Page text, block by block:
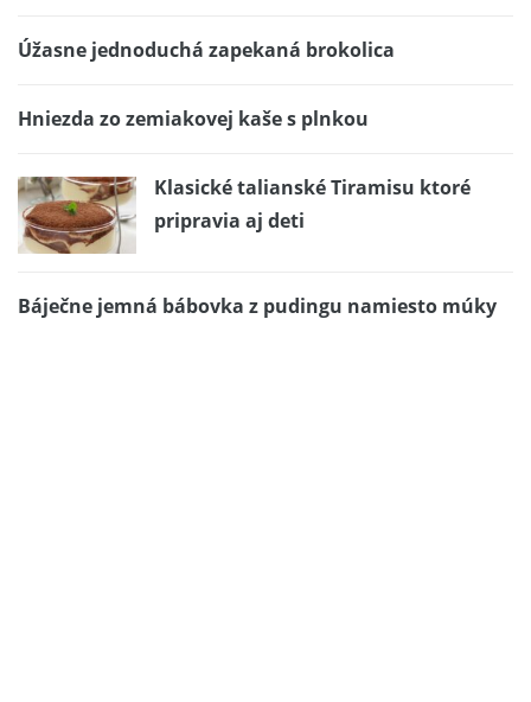
Úžasne jednoduchá zapekaná brokolica
Hniezda zo zemiakovej kaše s plnkou
Klasické talianské Tiramisu ktoré
pripravia aj deti
Báječne jemná bábovka z pudingu namiesto múky